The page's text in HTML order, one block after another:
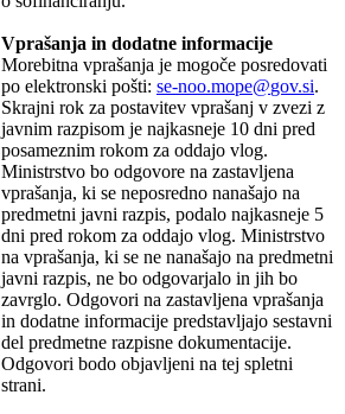
Vprašanja in dodatne informacije
Morebitna vprašanja je mogoče posredovati
po elektronski pošti: se-noo.mope@gov.si.
Skrajni rok za postavitev vprašanj v zvezi z
javnim razpisom je najkasneje 10 dni pred
posameznim rokom za oddajo vlog.
Ministrstvo bo odgovore na zastavljena
vprašanja, ki se neposredno nanašajo na
predmetni javni razpis, podalo najkasneje 5
dni pred rokom za oddajo vlog. Ministrstvo
na vprašanja, ki se ne nanašajo na predmetni
javni razpis, ne bo odgovarjalo in jih bo
zavrglo. Odgovori na zastavljena vprašanja
in dodatne informacije predstavljajo sestavni
del predmetne razpisne dokumentacije.
Odgovori bodo objavljeni na tej spletni
strani.